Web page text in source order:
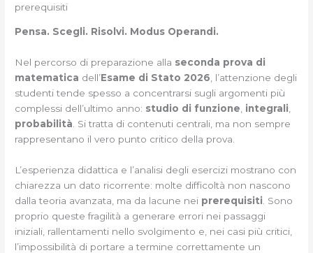
prerequisiti
Pensa. Scegli. Risolvi. Modus Operandi.
Nel percorso di preparazione alla seconda prova di
matematica dell’Esame di Stato 2026 , l’attenzione degli
studenti tende spesso a concentrarsi sugli argomenti più
complessi dell’ultimo anno: studio di funzione integrali
probabilità . Si tratta di contenuti centrali, ma non sempre
rappresentano il vero punto critico della prova.
L’esperienza didattica e l’analisi degli esercizi mostrano con
chiarezza un dato ricorrente: molte difficoltà non nascono
dalla teoria avanzata, ma da lacune nei prerequisiti . Sono
proprio queste fragilità a generare errori nei passaggi
iniziali, rallentamenti nello svolgimento e, nei casi più critici,
l’impossibilità di portare a termine correttamente un